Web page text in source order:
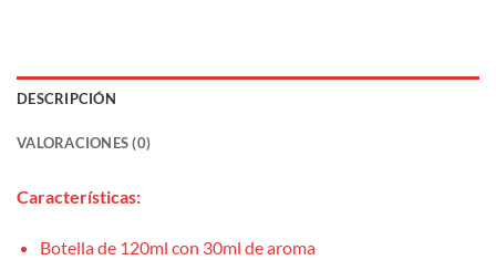
DESCRIPCIÓN
VALORACIONES (0)
Características:
Botella de 120ml con 30ml de aroma